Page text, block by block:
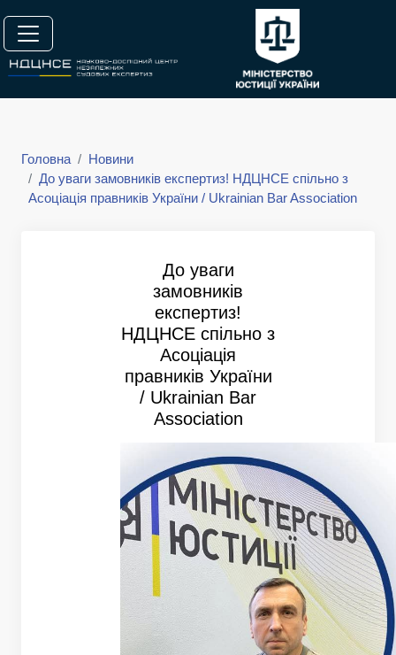
Головна
Новини
До уваги замовників експертиз! НДЦНСЕ спільно з
Асоціація правників України / Ukrainian Bar Association
До уваги
замовників
експертиз!
НДЦНСЕ спільно з
Асоціація
правників України
/ Ukrainian Bar
Association